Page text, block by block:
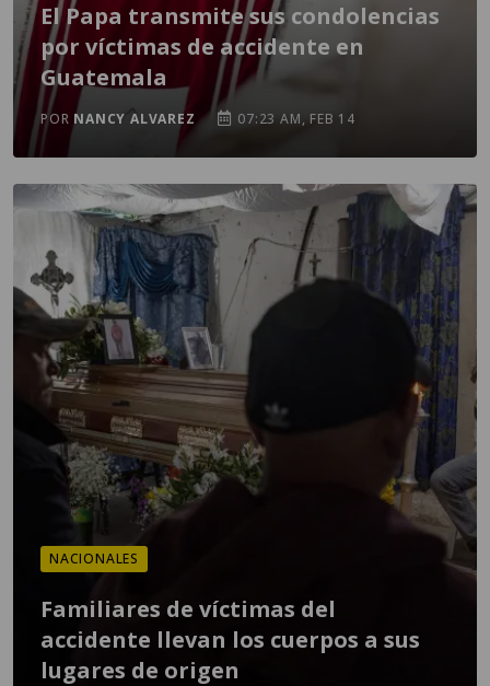
El Papa transmite sus condolencias
por víctimas de accidente en
Guatemala
POR NANCY ALVAREZ 07:23 AM, FEB 14
NACIONALES
Familiares de víctimas del
accidente llevan los cuerpos a sus
lugares de origen